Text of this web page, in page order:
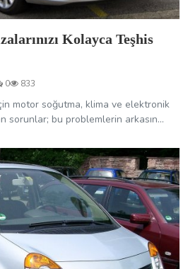
İçin Arıza Rehberi ve
0 355